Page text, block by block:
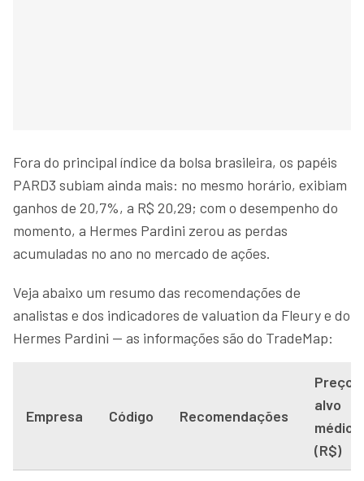
Fora do principal índice da bolsa brasileira, os papéis
PARD3 subiam ainda mais: no mesmo horário, exibiam
ganhos de 20,7%, a R$ 20,29; com o desempenho do
momento, a Hermes Pardini zerou as perdas
acumuladas no ano no mercado de ações.
Veja abaixo um resumo das recomendações de
analistas e dos indicadores de valuation da Fleury e do
Hermes Pardini — as informações são do TradeMap:
Empresa Código Recomendações
Preço-
alvo
médio
(R$)